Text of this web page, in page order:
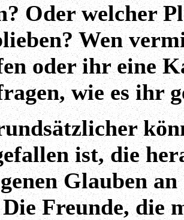
Oder welcher
Wen
oder ihr eine
wie es ihr
ist, die
Glauben
Freunde, die